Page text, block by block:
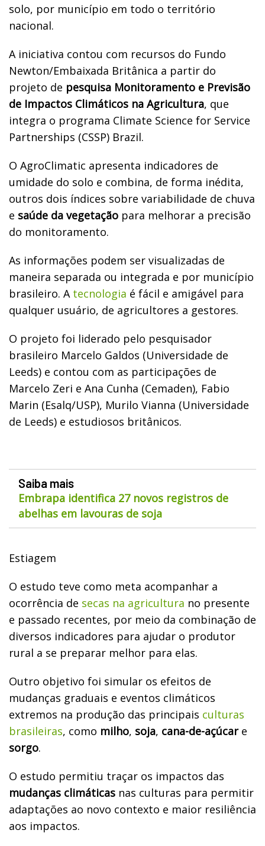
solo, por município em todo o território
nacional.
A iniciativa contou com recursos do Fundo
Newton/Embaixada Britânica a partir do
projeto de pesquisa Monitoramento e Previsão
de Impactos Climáticos na Agricultura, que
integra o programa Climate Science for Service
Partnerships (CSSP) Brazil.
O AgroClimatic apresenta indicadores de
umidade do solo e combina, de forma inédita,
outros dois índices sobre variabilidade de chuva
e saúde da vegetação para melhorar a precisão
do monitoramento.
As informações podem ser visualizadas de
maneira separada ou integrada e por município
brasileiro. A tecnologia é fácil e amigável para
qualquer usuário, de agricultores a gestores.
O projeto foi liderado pelo pesquisador
brasileiro Marcelo Galdos (Universidade de
Leeds) e contou com as participações de
Marcelo Zeri e Ana Cunha (Cemaden), Fabio
Marin (Esalq/USP), Murilo Vianna (Universidade
de Leeds) e estudiosos britânicos.
Saiba mais
Embrapa identifica 27 novos registros de
abelhas em lavouras de soja
Estiagem
O estudo teve como meta acompanhar a
ocorrência de secas na agricultura no presente
e passado recentes, por meio da combinação de
diversos indicadores para ajudar o produtor
rural a se preparar melhor para elas.
Outro objetivo foi simular os efeitos de
mudanças graduais e eventos climáticos
extremos na produção das principais culturas
brasileiras, como milho, soja, cana-de-açúcare
sorgo.
O estudo permitiu traçar os impactos das
mudanças climáticas nas culturas para permitir
adaptações ao novo contexto e maior resiliência
aos impactos.